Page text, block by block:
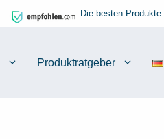
Die besten
Produktratgeber